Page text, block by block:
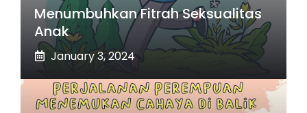
Menumbuhkan Fitrah Seksualitas
Anak
January 3, 2024